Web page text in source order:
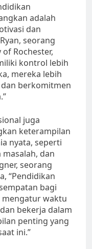
adalah
dan
seorang
Rochester,
kontrol lebih
mereka lebih
berkomitmen
juga
keterampilan
nyata, seperti
dan
seorang
“Pendidikan
bagi
mengatur waktu
bekerja dalam
penting yang
ini.”